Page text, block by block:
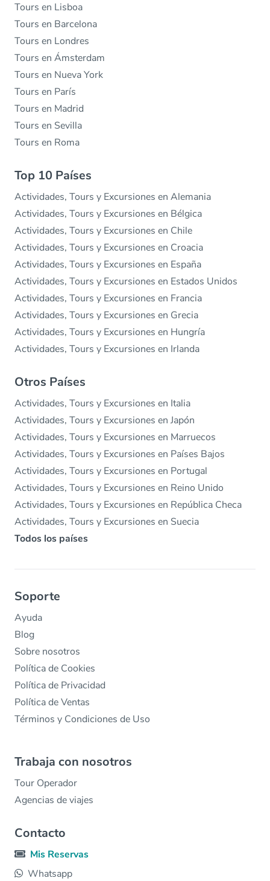
Tours en Lisboa
Tours en Barcelona
Tours en Londres
Tours en Ámsterdam
Tours en Nueva York
Tours en París
Tours en Madrid
Tours en Sevilla
Tours en Roma
Top 10 Países
Actividades, Tours y Excursiones en Alemania
Actividades, Tours y Excursiones en Bélgica
Actividades, Tours y Excursiones en Chile
Actividades, Tours y Excursiones en Croacia
Actividades, Tours y Excursiones en España
Actividades, Tours y Excursiones en Estados Unidos
Actividades, Tours y Excursiones en Francia
Actividades, Tours y Excursiones en Grecia
Actividades, Tours y Excursiones en Hungría
Actividades, Tours y Excursiones en Irlanda
Otros Países
Actividades, Tours y Excursiones en Italia
Actividades, Tours y Excursiones en Japón
Actividades, Tours y Excursiones en Marruecos
Actividades, Tours y Excursiones en Países Bajos
Actividades, Tours y Excursiones en Portugal
Actividades, Tours y Excursiones en Reino Unido
Actividades, Tours y Excursiones en República Checa
Actividades, Tours y Excursiones en Suecia
Todos los países
Soporte
Ayuda
Blog
Sobre nosotros
Política de Cookies
Política de Privacidad
Política de Ventas
Términos y Condiciones de Uso
Trabaja con nosotros
Tour Operador
Agencias de viajes
Contacto
Mis Reservas
Whatsapp